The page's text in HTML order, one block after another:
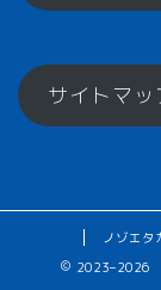
サイトマッ
ノゾエタ
2023–2026